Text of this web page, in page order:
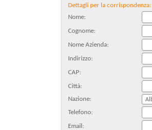
Dettagli per la corrispondenza:
Nome:
Cognome:
Nome Azienda:
Indirizzo:
CAP:
Città:
Nazione:
Telefono:
Email: